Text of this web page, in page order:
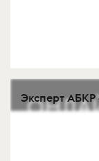
Эксперт АБКР